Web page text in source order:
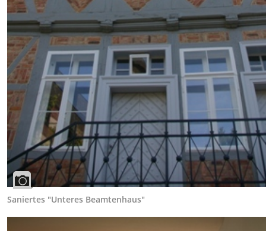
Saniertes "Unteres Beamtenhaus"